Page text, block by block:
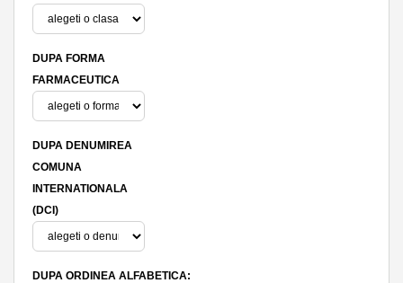
DUPA FORMA
FARMACEUTICA
DUPA DENUMIREA
COMUNA
INTERNATIONALA
(DCI)
DUPA ORDINEA ALFABETICA: